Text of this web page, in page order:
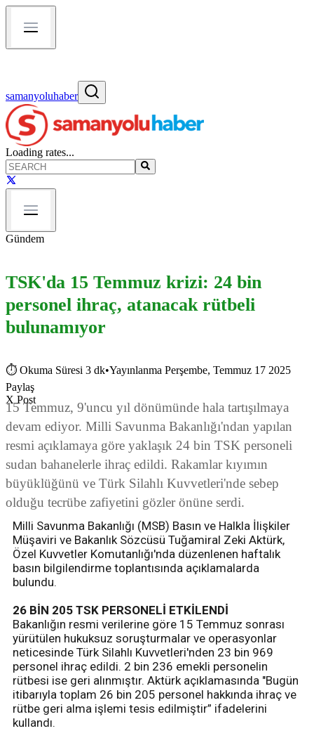
samanyoluhaber
Loading rates...
Gündem
TSK'da 15 Temmuz krizi: 24 bin
personel ihraç, atanacak rütbeli
bulunamıyor
⏱ Okuma Süresi 3 dk•Yayınlanma Perşembe, Temmuz 17 2025
Paylaş
X Post
15 Temmuz, 9'uncu yıl dönümünde hala tartışılmaya
devam ediyor. Milli Savunma Bakanlığı'ndan yapılan
resmi açıklamaya göre yaklaşık 24 bin TSK personeli
sudan bahanelerle ihraç edildi. Rakamlar kıyımın
büyüklüğünü ve Türk Silahlı Kuvvetleri'nde sebep
olduğu tecrübe zafiyetini gözler önüne serdi.
Milli Savunma Bakanlığı (MSB) Basın ve Halkla İlişkiler
Müşaviri ve Bakanlık Sözcüsü Tuğamiral Zeki Aktürk,
Özel Kuvvetler Komutanlığı'nda düzenlenen haftalık
basın bilgilendirme toplantısında açıklamalarda
bulundu.
26 BİN 205 TSK PERSONELİ ETKİLENDİ
Bakanlığın resmi verilerine göre 15 Temmuz sonrası
yürütülen hukuksuz soruşturmalar ve operasyonlar
neticesinde Türk Silahlı Kuvvetleri'nden 23 bin 969
personel ihraç edildi. 2 bin 236 emekli personelin
rütbesi ise geri alınmıştır. Aktürk açıklamasında "Bugün
itibarıyla toplam 26 bin 205 personel hakkında ihraç ve
rütbe geri alma işlemi tesis edilmiştir” ifadelerini
kullandı.